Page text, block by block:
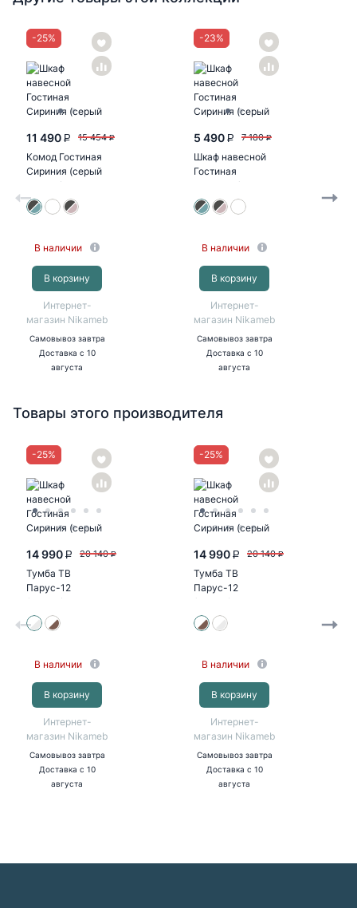
-25%
11 490 P 15 454 P
Комод Гостиная
Сириния (серый
графит/МДФ
бриз)
В наличии
В корзину
Интернет-
магазин Nikameb
Самовывоз завтра
Доставка с 10
августа
-23%
5 490 P 7 180 P
Шкаф навесной
Гостиная
Сириния (серый
графит/МДФ
бриз)
В наличии
В корзину
Интернет-
магазин Nikameb
Самовывоз завтра
Доставка с 10
августа
Товары этого производителя
-25%
14 990 P 20 140 P
Тумба ТВ
Парус-12
(белый/дуб
канадский)
В наличии
В корзину
Интернет-
магазин Nikameb
Самовывоз завтра
Доставка с 10
августа
-25%
14 990 P 20 140 P
Тумба ТВ
Парус-12
(белый/палермо
бруно)
В наличии
В корзину
Интернет-
магазин Nikameb
Самовывоз завтра
Доставка с 10
августа